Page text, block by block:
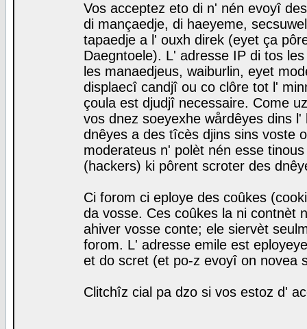
Vos acceptez eto di n' nén evoyî
di mançaedje, di haeyeme,
tapaedje a l' ouxh direk (eyet ça
Daegntoele). L' adresse IP di tos
les manaedjeus, waiburlin, eyet
displaecî candjî ou co clôre tot l'
çoula est djudjî necessaire. Come
vos dnez soeyexhe wårdêyes dins
dnêyes a des tîcès djins sins voste
moderateus n' polèt nén esse
(hackers) ki pôrent scroter des
Ci forom ci eploye des coûkes
da vosse. Ces coûkes la ni contnèt
ahiver vosse conte; ele siervèt
forom. L' adresse emile est
et do scret (et po-z evoyî on novea
Clitchîz cial pa dzo si vos estoz d'